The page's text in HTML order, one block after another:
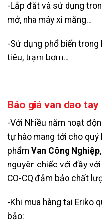
-Lắp đặt và sử dụng
mở, nhà máy xi măng…
-Sử dụng phổ biến trong
tiêu, trạm bơm…
Báo giá van dao tay
-Với Nhiều năm hoạt
tự hào mang tới cho quý
phẩm Van Công Nghiệp
nguyên chiếc với đầy
CO-CQ đảm bảo chất
-Khi mua hàng tại Eriko
bảo: